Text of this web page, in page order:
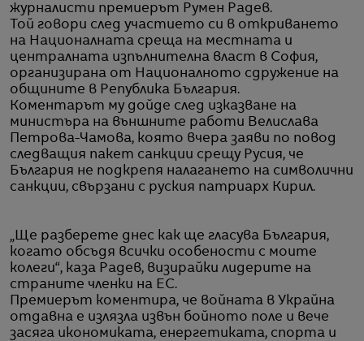
журналисти премиерът Румен Радев.
Той говори след участието си в откриването
на Националната среща на местната и
централната изпълнителна власт в София,
организирана от Националното сдружение на
общините в Република България.
Коментарът му дойде след изказване на
министъра на външните работи Велислава
Петрова-Чамова, която вчера заяви по повод
следващия пакет санкции срещу Русия, че
България не подкрепя налагането на символични
санкции, свързани с руския патриарх Кирил.
„Ще разберете днес как ще гласува България,
когато обсъдя всички особености с моите
колеги“, каза Радев, визирайки лидерите на
страните членки на ЕС.
Премиерът коментира, че войната в Украйна
отдавна е излязла извън бойното поле и вече
засяга икономиката, енергетиката, спорта и